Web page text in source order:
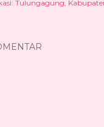
Tulungagung,